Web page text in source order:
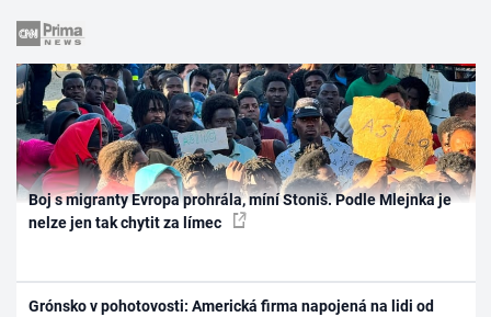
Boj s migranty Evropa prohrála, míní Stoniš. Podle Mlejnka je
nelze jen tak chytit za límec
Grónsko v pohotovosti: Americká firma napojená na lidi od